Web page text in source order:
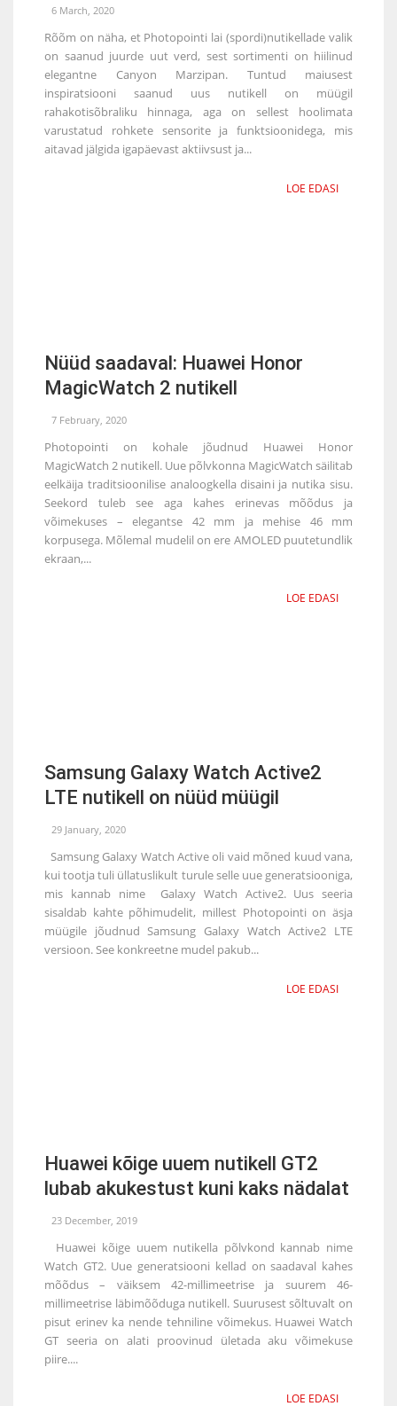
6 March, 2020
Rõõm on näha, et Photopointi lai (spordi)nutikellade valik
on saanud juurde uut verd, sest sortimenti on hiilinud
elegantne Canyon Marzipan. Tuntud maiusest
inspiratsiooni saanud uus nutikell on müügil
rahakotisõbraliku hinnaga, aga on sellest hoolimata
varustatud rohkete sensorite ja funktsioonidega, mis
aitavad jälgida igapäevast aktiivsust ja...
LOE EDASI
Nüüd saadaval: Huawei Honor
MagicWatch 2 nutikell
7 February, 2020
Photopointi on kohale jõudnud Huawei Honor
MagicWatch 2 nutikell. Uue põlvkonna MagicWatch säilitab
eelkäija traditsioonilise analoogkella disaini ja nutika sisu.
Seekord tuleb see aga kahes erinevas mõõdus ja
võimekuses – elegantse 42 mm ja mehise 46 mm
korpusega. Mõlemal mudelil on ere AMOLED puutetundlik
ekraan,...
LOE EDASI
Samsung Galaxy Watch Active2
LTE nutikell on nüüd müügil
29 January, 2020
Samsung Galaxy Watch Active oli vaid mõned kuud vana,
kui tootja tuli üllatuslikult turule selle uue generatsiooniga,
mis kannab nime Galaxy Watch Active2. Uus seeria
sisaldab kahte põhimudelit, millest Photopointi on äsja
müügile jõudnud Samsung Galaxy Watch Active2 LTE
versioon. See konkreetne mudel pakub...
LOE EDASI
Huawei kõige uuem nutikell GT2
lubab akukestust kuni kaks nädalat
23 December, 2019
Huawei kõige uuem nutikella põlvkond kannab nime
Watch GT2. Uue generatsiooni kellad on saadaval kahes
mõõdus – väiksem 42-millimeetrise ja suurem 46-
millimeetrise läbimõõduga nutikell. Suurusest sõltuvalt on
pisut erinev ka nende tehniline võimekus. Huawei Watch
GT seeria on alati proovinud ületada aku võimekuse
piire....
LOE EDASI